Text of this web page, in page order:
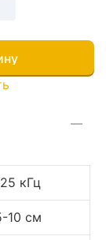
кГц
10 см